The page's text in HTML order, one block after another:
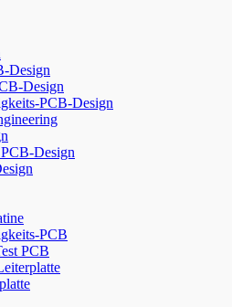
Design
Design
PCB-Design
Design
PCB
PCB